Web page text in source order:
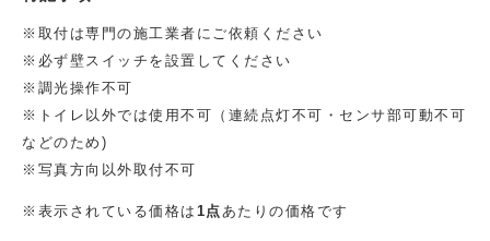
※取付は専門の施工業者にご依頼ください
※必ず壁スイッチを設置してください
※調光操作不可
※トイレ以外では使用不可（連続点灯不可・センサ部可動不可
などのため)
※写真方向以外取付不可
※表示されている価格は 1点あたりの価格です